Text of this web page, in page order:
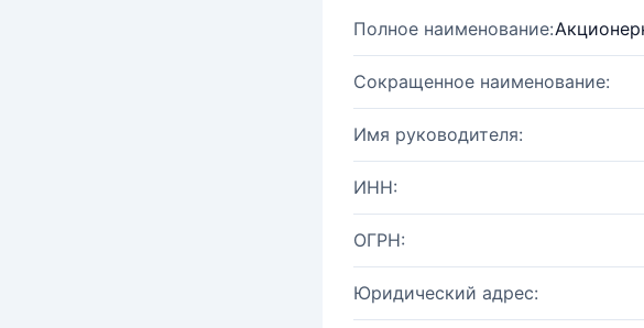
Полное наименование:
Сокращенное наименование:
Имя руководителя:
ИНН:
ОГРН:
Юридический адрес: